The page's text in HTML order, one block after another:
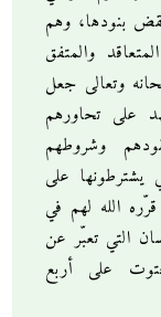
بنودها، وهم
والمتفق
وتعالى جعل
على تحاورهم
وشروطهم
على
الله لهم في
التي تعبّر عن
على أربع